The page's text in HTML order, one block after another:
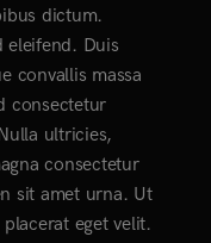
dictum.
eleifend. Duis
convallis massa
consectetur
ultricies,
consectetur
sit amet urna. Ut
eget velit.